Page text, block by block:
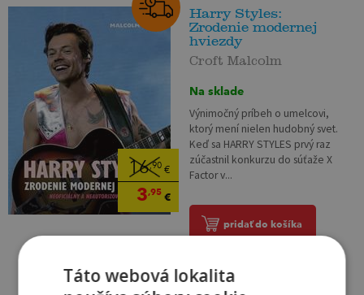
16,90€
3,95€
Harry Styles:
Zrodenie modernej
hviezdy
Croft Malcolm
Na sklade
Výnimočný príbeh o umelcovi,
ktorý mení nielen hudobný svet.
Keď sa HARRY STYLES prvý raz
zúčastnil konkurzu do súťaže X
Factor v...
pridať do košíka
Táto webová lokalita